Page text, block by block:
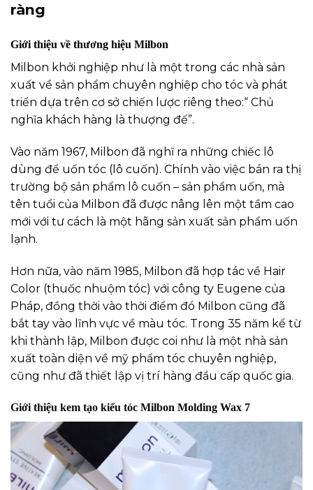
ràng
Giới thiệu về thương hiệu Milbon
Milbon khởi nghiệp như là một trong các nhà sản
xuất về sản phẩm chuyên nghiệp cho tóc và phát
triển dựa trên cơ sở chiến lược riêng theo:“ Chủ
nghĩa khách hàng là thượng đế”.
Vào năm 1967, Milbon đã nghĩ ra những chiếc lô
dùng để uốn tóc (lô cuốn). Chính vào việc bán ra thị
trường bộ sản phẩm lô cuốn – sản phẩm uốn, mà
tên tuổi của Milbon đã được nâng lên một tầm cao
mới với tư cách là một hãng sản xuất sản phẩm uốn
lạnh.
Hơn nữa, vào năm 1985, Milbon đã hợp tác về Hair
Color (thuốc nhuộm tóc) với công ty Eugene của
Pháp, đồng thời vào thời điểm đó Milbon cũng đã
bắt tay vào lĩnh vực về màu tóc. Trong 35 năm kể từ
khi thành lập, Milbon được coi như là một nhà sản
xuất toàn diện về mỹ phẩm tóc chuyên nghiệp,
cũng như đã thiết lập vị trí hàng đầu cấp quốc gia.
Giới thiệu kem tạo kiểu tóc Milbon Molding Wax 7